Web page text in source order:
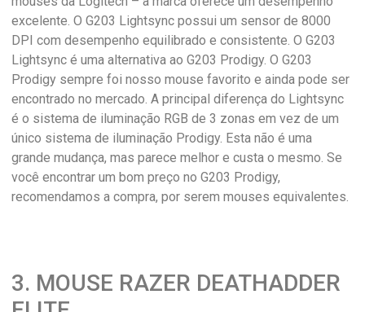
excelente. O G203 Lightsync possui um sensor de 8000
DPI com desempenho equilibrado e consistente. O G203
Lightsync é uma alternativa ao G203 Prodigy. O G203
Prodigy sempre foi nosso mouse favorito e ainda pode ser
encontrado no mercado. A principal diferença do Lightsync
é o sistema de iluminação RGB de 3 zonas em vez de um
único sistema de iluminação Prodigy. Esta não é uma
grande mudança, mas parece melhor e custa o mesmo. Se
você encontrar um bom preço no G203 Prodigy,
recomendamos a compra, por serem mouses equivalentes.
3. MOUSE RAZER DEATHADDER